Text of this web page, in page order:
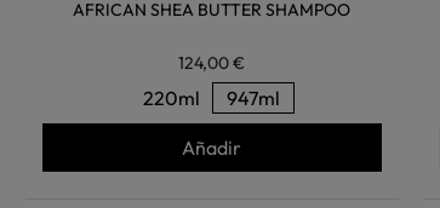
AFRICAN SHEA BUTTER SHAMPOO
124,00 €
220ml 947ml
Añadir